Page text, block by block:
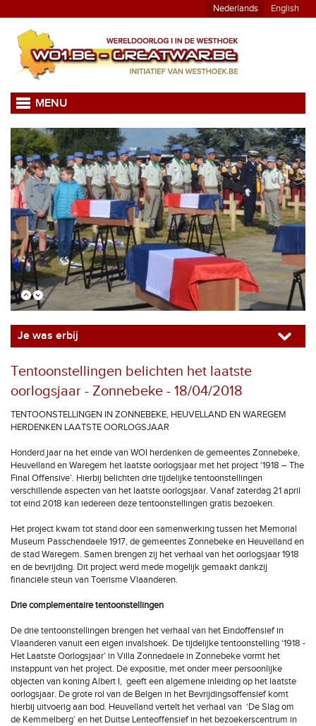
Nederlands English
MENU
Je was erbij
Tentoonstellingen belichten het laatste
oorlogsjaar - Zonnebeke - 18/04/2018
TENTOONSTELLINGEN IN ZONNEBEKE, HEUVELLAND EN WAREGEM
HERDENKEN LAATSTE OORLOGSJAAR
Honderd jaar na het einde van WOI herdenken de gemeentes Zonnebeke,
Heuvelland en Waregem het laatste oorlogsjaar met het project ‘1918 – The
Final Offensive’. Hierbij belichten drie tijdelijke tentoonstellingen
verschillende aspecten van het laatste oorlogsjaar. Vanaf zaterdag 21 april
tot eind 2018 kan iedereen deze tentoonstellingen gratis bezoeken.
Het project kwam tot stand door een samenwerking tussen het Memorial
Museum Passchendaele 1917, de gemeentes Zonnebeke en Heuvelland en
de stad Waregem. Samen brengen zij het verhaal van het oorlogsjaar 1918
en de bevrijding. Dit project werd mede mogelijk gemaakt dankzij
financiële steun van Toerisme Vlaanderen.
Drie complementaire tentoonstellingen
De drie tentoonstellingen brengen het verhaal van het Eindoffensief in
Vlaanderen vanuit een eigen invalshoek. De tijdelijke tentoonstelling ‘1918 -
Het Laatste Oorlogsjaar’ in Villa Zonnedaele in Zonnebeke vormt het
instappunt van het project. De expositie, met onder meer persoonlijke
objecten van koning Albert I, geeft een algemene inleiding op het laatste
oorlogsjaar. De grote rol van de Belgen in het Bevrijdingsoffensief komt
hierbij uitvoerig aan bod. Heuvelland vertelt het verhaal van ‘De Slag om
de Kemmelberg’ en het Duitse Lenteoffensief in het bezoekerscentrum in